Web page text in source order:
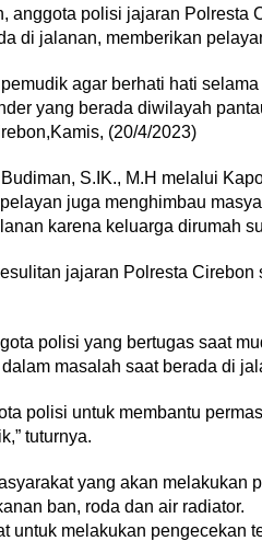
anggota polisi jajaran Polresta
di jalanan, memberikan
agar berhati hati
yang berada diwilayah
(20/4/2023)
S.IK., M.H melalui
juga menghimbau
karena keluarga dirumah
jajaran Polresta Cirebon
polisi yang bertugas saat
masalah saat berada di
polisi untuk membantu
tuturnya.
yang akan melakukan
ban, roda dan air radiator.
untuk melakukan pengecekan